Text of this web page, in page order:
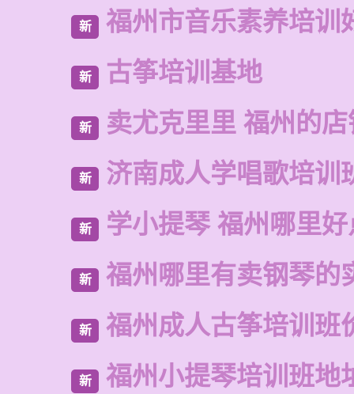
新 福州市音乐素养培训
新 古筝培训基地
新 卖尤克里里 福州的
新 济南成人学唱歌培训
新 学小提琴 福州哪里
新 福州哪里有卖钢琴的
新 福州成人古筝培训班
新 福州小提琴培训班地